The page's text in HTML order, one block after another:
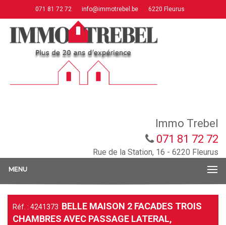
071 81 72 72 info@immotrebel.be 6220 Fleurus
Immo Trebel
071 81 72 72
Rue de la Station, 16 - 6220 Fleurus
MENU
Réf. : 4241373 BELLE MAISON 2 FACADES TROIS
CHAMBRES AVEC PASSAGE LATERAL,